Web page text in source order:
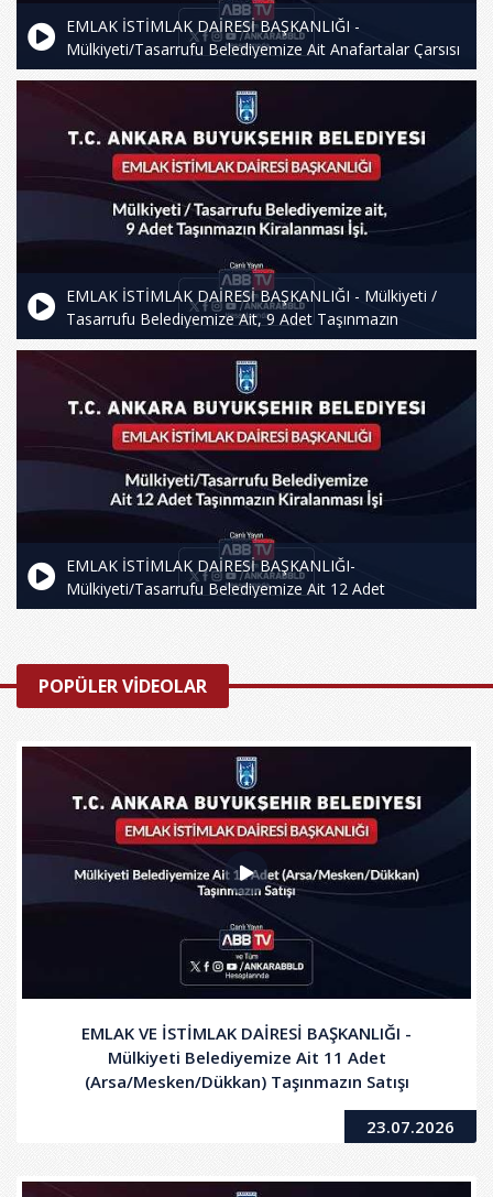
EMLAK İSTİMLAK DAİRESİ BAŞKANLIĞI -
Mülkiyeti/Tasarrufu Belediyemize Ait Anafartalar Çarsısı
ve Ulus İşhanında Toplam 269 Adet İşyerinin
EMLAK İSTİMLAK DAİRESİ BAŞKANLIĞI - Mülkiyeti /
Tasarrufu Belediyemize Ait, 9 Adet Taşınmazın
Kiralanması İşi
EMLAK İSTİMLAK DAİRESİ BAŞKANLIĞI-
Mülkiyeti/Tasarrufu Belediyemize Ait 12 Adet
Taşınmazın Kiralanması İşi
POPÜLER VİDEOLAR
EMLAK VE İSTİMLAK DAİRESİ BAŞKANLIĞI -
Mülkiyeti Belediyemize Ait 11 Adet
(Arsa/Mesken/Dükkan) Taşınmazın Satışı
23.07.2026